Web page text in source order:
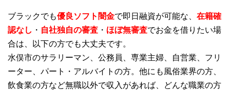
ブラックでも優良ソフト闇金で即日融資が可能な、 在籍確
認なし ・ 自社独自の審査 ・ ほぼ無審査でお金を借りたい場
合は、以下の方でも大丈夫です。
水俣市のサラリーマン、公務員、専業主婦、自営業、フリ
ーター、パート・アルバイトの方。他にも風俗業界の方、
飲食業の方など無職以外で収入があれば、どんな職業の方